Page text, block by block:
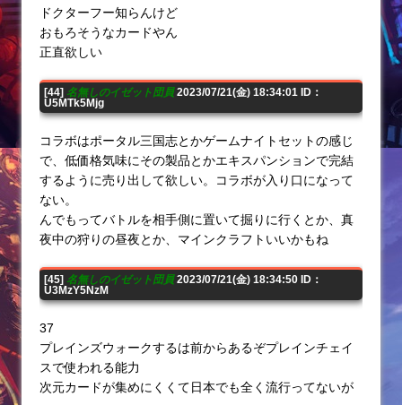
ドクターフー知らんけど
おもろそうなカードやん
正直欲しい
[44] 名無しのイゼット団員2023/07/21(金) 18:34:01 ID：
U5MTk5Mjg
コラボはポータル三国志とかゲームナイトセットの感じ
で、低価格気味にその製品とかエキスパンションで完結
するように売り出して欲しい。コラボが入り口になって
ない。
んでもってバトルを相手側に置いて掘りに行くとか、真
夜中の狩りの昼夜とか、マインクラフトいいかもね
[45] 名無しのイゼット団員2023/07/21(金) 18:34:50 ID：
U3MzY5NzM
37
プレインズウォークするは前からあるぞプレインチェイ
スで使われる能力
次元カードが集めにくくて日本でも全く流行ってないが